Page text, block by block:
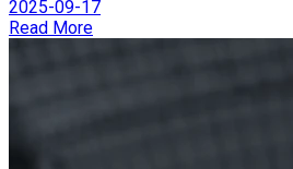
2025-09-17
Read More